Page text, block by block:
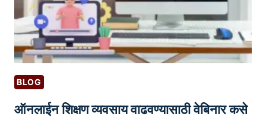
BLOG
ऑनलाईन शिक्षण व्यवसाय वाढवण्यासाठी वेबिनार कसे